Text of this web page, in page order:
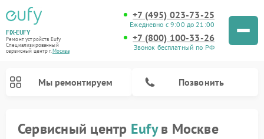
FIX-EUFY
Ремонт устройств Eufy
Специализированный
cервисный центр г.Москва
+7 (495) 023-73-25
Ежедневно с 9:00 до 21:00
+7 (800) 100-33-26
Звонок бесплатный по РФ
Мы ремонтируем Позвонить
Сервисный центр Eufyв Москве